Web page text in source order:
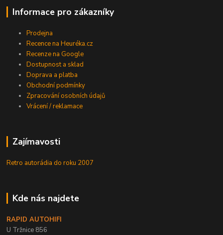
Informace pro zákazníky
Prodejna
Recence na Heuréka.cz
Recenze na Google
Dostupnost a sklad
Doprava a platba
Obchodní podmínky
Zpracování osobních údajů
Vrácení / reklamace
Zajímavosti
Retro autorádia do roku 2007
Kde nás najdete
RAPID AUTOHIFI
U Tržnice 856